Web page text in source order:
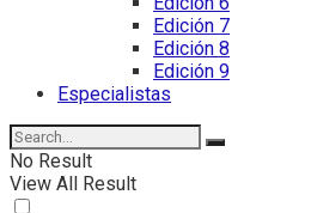
Edición 7
Edición 8
Edición 9
Especialistas
No Result
View All Result